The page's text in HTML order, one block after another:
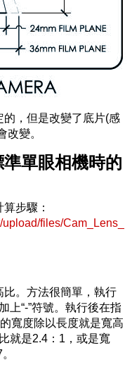
的，但是改變了底片(感
改變。
單眼相機時的
步驟：
files/Cam_Lens_
。方法很簡單，執行
上“-”符號。執行後在指
寬度除以長度就是寬高
就是2.4：1，或是寬